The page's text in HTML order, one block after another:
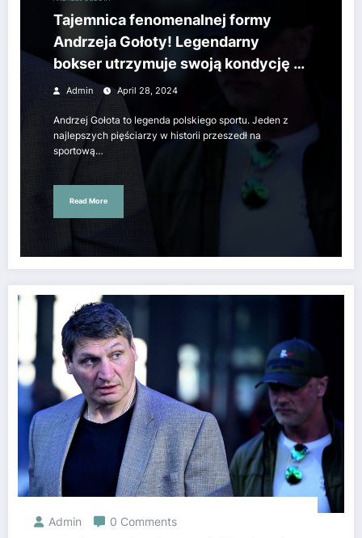
Tajemnica fenomenalnej formy
Andrzeja Gołoty! Legendarny
bokser utrzymuje swoją kondycję w
ten sposób. Wszystko wyjawione.
Admin April 28, 2024
Andrzej Gołota to legenda polskiego sportu. Jeden z
najlepszych pięściarzy w historii przeszedł na
sportową…
Read More
Admin 0 Comments